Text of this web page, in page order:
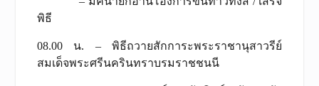
พิธี
08.00 น. – พิธีถวายสักการะพระราชานุสาวรีย์
สมเด็จพระศรีนครินทราบรมราชชนนี